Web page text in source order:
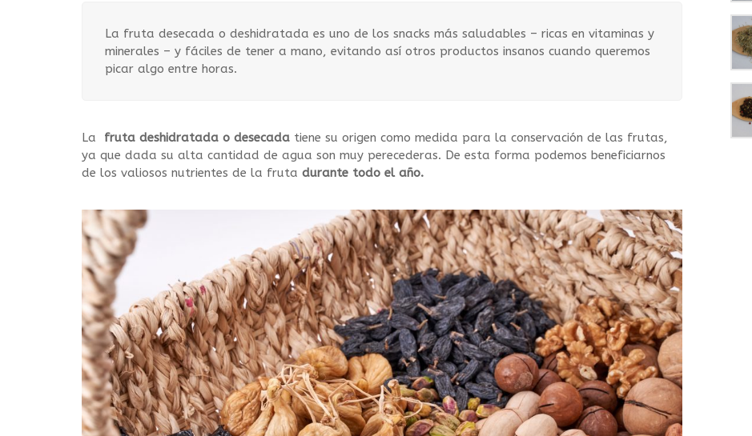
La fruta desecada o deshidratada es uno de los snacks más saludables – ricas en vitaminas y
minerales – y fáciles de tener a mano, evitando así otros productos insanos cuando queremos
picar algo entre horas.
La fruta deshidratada o desecada tiene su origen como medida para la conservación de las frutas,
ya que dada su alta cantidad de agua son muy perecederas. De esta forma podemos beneficiarnos
de los valiosos nutrientes de la fruta durante todo el año.